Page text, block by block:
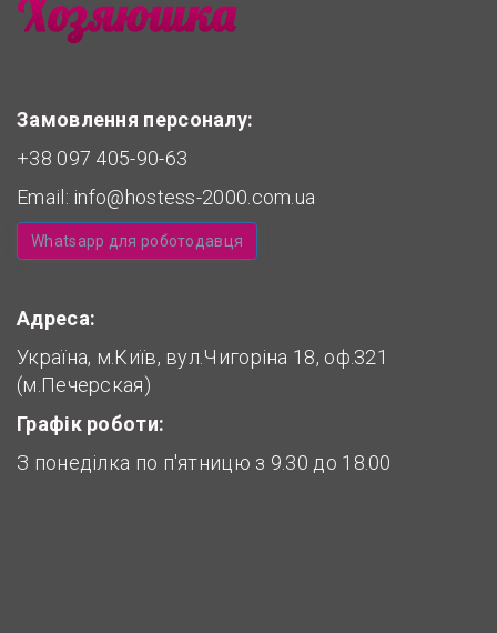
Замовлення персоналу:
+38 097 405-90-63
Email: info@hostess-2000.com.ua
Whatsapp для роботодавця
Адреса:
Україна, м.Київ, вул.Чигоріна 18, оф.321
(м.Печерская)
Графік роботи:
З понеділка по п'ятницю з 9.30 до 18.00